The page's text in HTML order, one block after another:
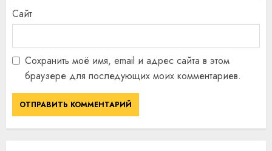
Сайт
Сохранить моё имя, email и адрес сайта в этом
браузере для последующих моих комментариев.